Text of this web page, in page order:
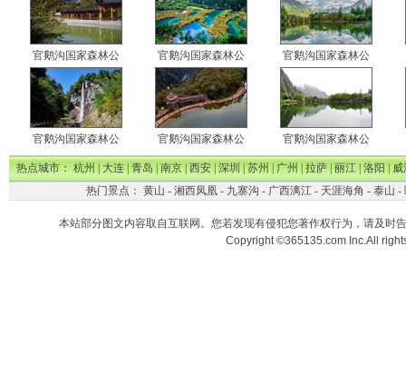
官鹅沟国家森林公 官鹅沟国家森林公 官鹅沟国家森林公
官鹅沟国家森林公 官鹅沟国家森林公 官鹅沟国家森林公
热点城市：杭州|大连|青岛|南京|西安|深圳|苏州|广州|拉萨|丽江|洛阳|威
热门景点： 黄山 - 湘西凤凰- 九寨沟 - 广西漓江- 天涯海角 - 泰山 -
本站部分图文内容取自互联网。您若发现有侵犯您著作权行为，请及时
Copyright ©365135.com Inc.All